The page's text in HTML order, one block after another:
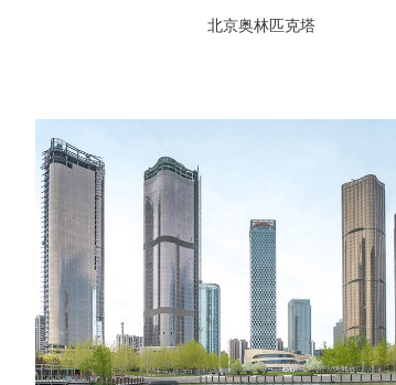
北京奥林匹克塔